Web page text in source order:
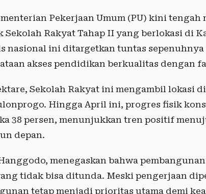
Pekerjaan Umum (PU) kini tengah
Rakyat Tahap II yang berlokasi di
nasional ini ditargetkan tuntas sepenuhnya
akses pendidikan berkualitas dengan
Sekolah Rakyat ini mengambil lokasi
Hingga April ini, progres fisik
38 persen, menunjukkan tren positif
depan.
menegaskan bahwa
tidak bisa ditunda. Meski pengerjaan
tetap menjadi prioritas utama demi